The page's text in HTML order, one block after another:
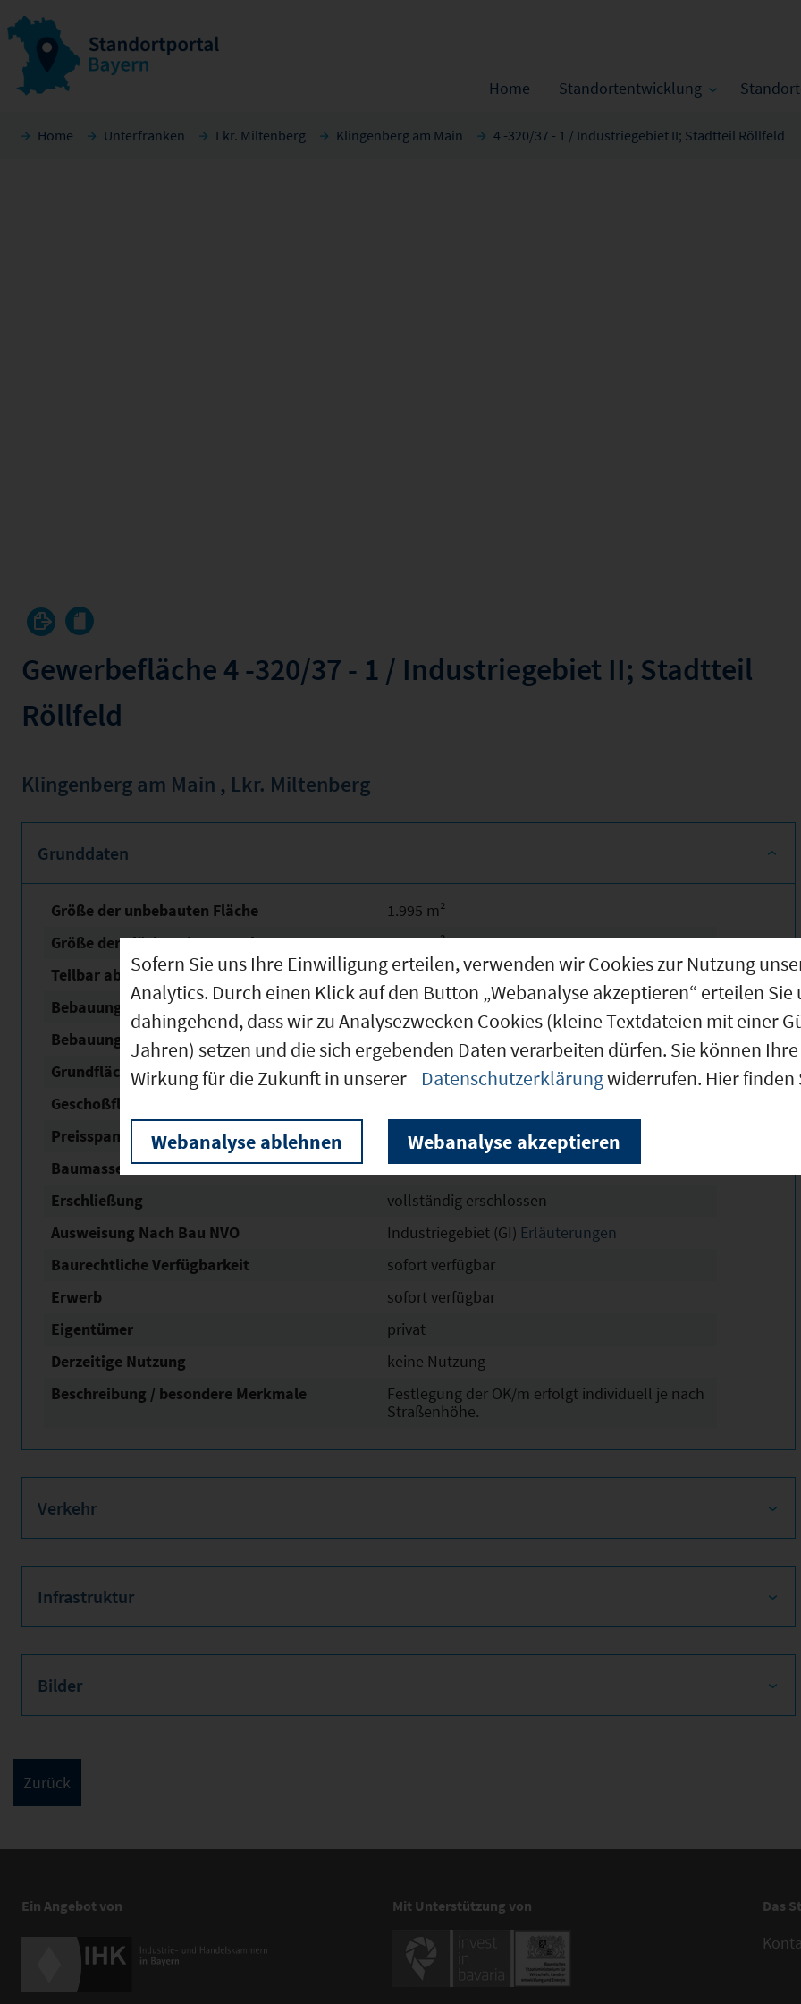
Home Standortentwicklung
Home Unterfranken Lkr. Miltenberg Klingenberg am Main 4 -320/37 - 1 / Industriegebiet II; Stadtteil Röllfeld
Gewerbefläche 4 -320/37 - 1 / Industriegebiet II; Stadtteil
Röllfeld
Klingenberg am Main , Lkr. Miltenberg
Grunddaten
Größe der unbebauten Fläche
1.995 m²
Größe der Fläche mit Baurecht
1.995 m²
Teilbar ab
1.995 m²
Bebauungsplan Nr. / Name
Industriegebiet II; Stadtteil Röllfeld
Bebauungsplan Status
rechtskräftig
Grundflächen­zahl (GRZ)
1
Geschoßflächen­zahl (GFZ)
Preisspanne in € / m²
Baumassenzahl
10
Erschließung
vollständig erschlossen
Ausweisung Nach Bau NVO
Industriegebiet (GI) Erläuterungen
Baurechtliche Verfügbarkeit
sofort verfügbar
Erwerb
sofort verfügbar
Eigentümer
privat
Derzeitige Nutzung
keine Nutzung
Beschreibung / besondere Merkmale
Festlegung der OK/m erfolgt individuell je nach
Straßenhöhe.
Verkehr
Infrastruktur
Bilder
Ein Angebot von Mit Unterstützung von Das
Sofern Sie uns Ihre Einwilligung erteilen, verwenden wir Cookies zur Nutzung
Analytics. Durch einen Klick auf den Button „Webanalyse akzeptieren“ erteilen
dahingehend, dass wir zu Analysezwecken Cookies (kleine Textdateien mit einer
Jahren) setzen und die sich ergebenden Daten verarbeiten dürfen. Sie können
Wirkung für die Zukunft in unserer
Datenschutzerklärungwiderrufen. Hier
Webanalyse ablehnen Webanalyse akzeptieren